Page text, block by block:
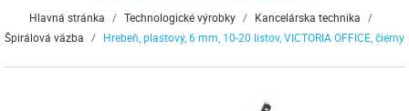
Hlavná stránka / Technologické výrobky / Kancelárska technika /
Špirálová väzba / Hrebeň, plastový, 6 mm, 10-20 listov, VICTORIA OFFICE, čierny